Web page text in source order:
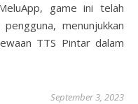
game ini telah
menunjukkan
TTS Pintar dalam
September 3, 2023